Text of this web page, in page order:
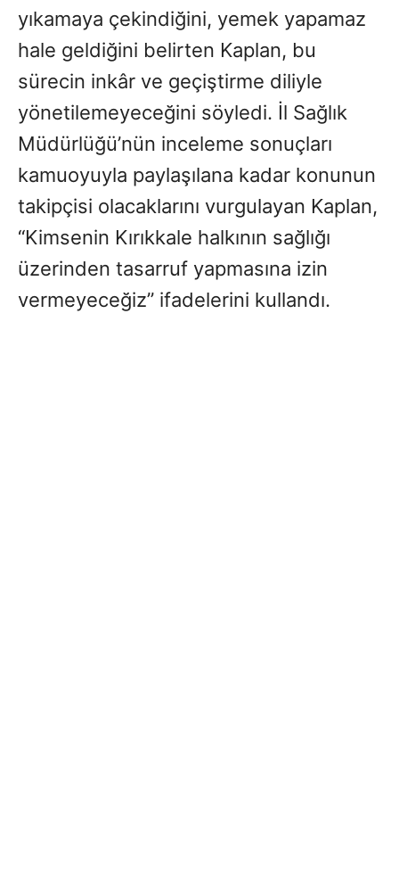
yıkamaya çekindiğini, yemek yapamaz
hale geldiğini belirten Kaplan, bu
sürecin inkâr ve geçiştirme diliyle
yönetilemeyeceğini söyledi. İl Sağlık
Müdürlüğü’nün inceleme sonuçları
kamuoyuyla paylaşılana kadar konunun
takipçisi olacaklarını vurgulayan Kaplan,
“Kimsenin Kırıkkale halkının sağlığı
üzerinden tasarruf yapmasına izin
vermeyeceğiz” ifadelerini kullandı.